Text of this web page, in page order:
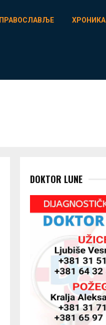
ПРАВОСЛАВЉЕ ХРОНИКА
DOKTOR LUNE